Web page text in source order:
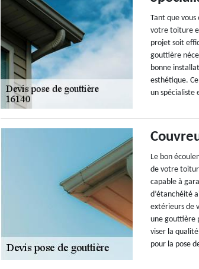
Tant que
votre toiture
projet soit
gouttière
bonne
esthétique.
un spécialiste
Le bon
de votre
capable à
d’étanchéité
extérieurs de
une gouttière
viser la
pour la pose